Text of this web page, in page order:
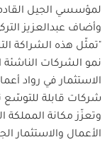
لمؤسسي الجيل
وأضاف عبدالعزيز
"تمثّل هذه الشراكة
الاستثمار في رواد
شركات قابلة للتوسّع
وتعزّز مكانة المملكة
الأعمال والاستثمار